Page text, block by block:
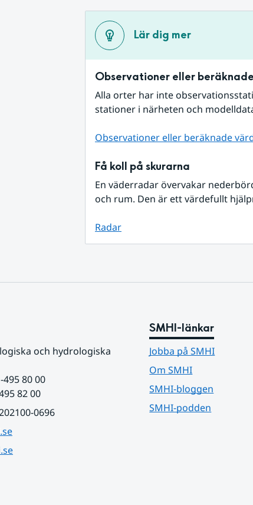
Lär dig mer
Observationer eller
Alla orter har inte
stationer i närheten och
Observationer eller beräknade
Få koll på skurarna
En väderradar övervakar
och rum. Den är ett värdefullt
Radar
och hydrologiska
80 00
82 00
0696
SMHI-länkar
Jobba på SMHI
Om SMHI
SMHI-bloggen
SMHI-podden